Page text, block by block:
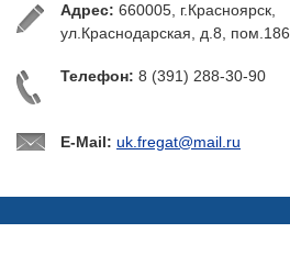
Адрес: 660005, г.Красноярск,
ул.Краснодарская, д.8, пом.186
Телефон: 8 (391) 288-30-90
E-Mail: uk.fregat@mail.ru